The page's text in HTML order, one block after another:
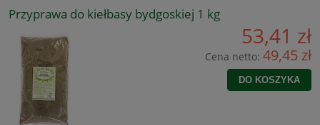
Przyprawa do kiełbasy bydgoskiej 1 kg
53,41 zł
Cena netto: 49,45 zł
DO KOSZYKA